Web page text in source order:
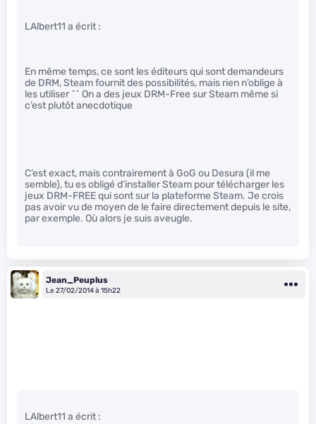
LAlbert11 a écrit :
En même temps, ce sont les éditeurs qui sont demandeurs
de DRM, Steam fournit des possibilités, mais rien n’oblige à
les utiliser ^^ On a des jeux DRM-Free sur Steam même si
c’est plutôt anecdotique
C’est exact, mais contrairement à GoG ou Desura (il me
semble), tu es obligé d’installer Steam pour télécharger les
jeux DRM-FREE qui sont sur la plateforme Steam. Je crois
pas avoir vu de moyen de le faire directement depuis le site,
par exemple. Où alors je suis aveugle.
Jean_Peuplus
Le 27/02/2014 à 15h22
LAlbert11 a écrit :